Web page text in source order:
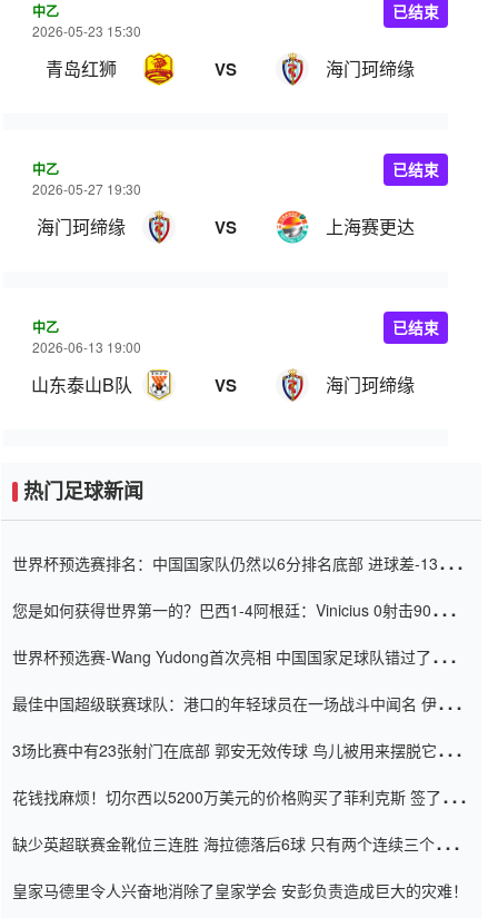
中乙
2026-05-23 15:30
青岛红狮 VS 海门珂缔缘
已结束
中乙
2026-05-27 19:30
海门珂缔缘 VS 上海赛更达
已结束
中乙
2026-06-13 19:00
山东泰山B队 VS 海门珂缔缘
已结束
热门足球新闻
世界杯预选赛排名：中国国家队仍然以6分排名底部 进球差-13令人
您是如何获得世界第一的？巴西1-4阿根廷：Vinicius 0射击90分钟
世界杯预选赛-Wang Yudong首次亮相 中国国家足球队错过了世界
最佳中国超级联赛球队：港口的年轻球员在一场战斗中闻名 伊万放
3场比赛中有23张射门在底部 郭安无效传球 鸟儿被用来摆脱它
花钱找麻烦！切尔西以5200万美元的价格购买了菲利克斯 签了7年
缺少英超联赛金靴位三连胜 海拉德落后6球 只有两个连续三个连续
皇家马德里令人兴奋地消除了皇家学会 安彭负责造成巨大的灾难！